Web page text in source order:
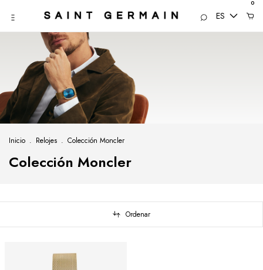
ES
0
Inicio . Relojes . Colección Moncler
Colección Moncler
Ordenar